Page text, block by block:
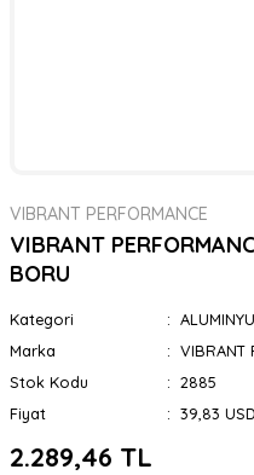
VIBRANT PERFORMANCE
VIBRANT
BORU
Kategori
Marka
VIBRANT
Stok Kodu
2885
Fiyat
39,83
2.289,46 TL